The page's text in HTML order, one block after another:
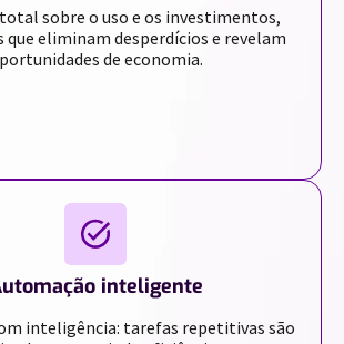
sobre o uso e os investimentos,
eliminam desperdícios e revelam
de economia.
inteligente
inteligência: tarefas repetitivas são